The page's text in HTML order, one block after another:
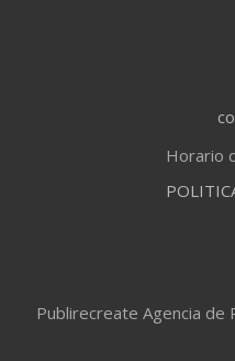
Publirecreate Agencia de